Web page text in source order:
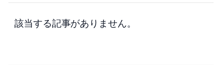
該当する記事がありません。